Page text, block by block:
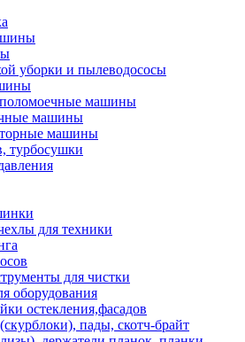
уборки и пылеводососы
машины
машины
машины
турбосушки
для техники
для чистки
оборудования
остекления,фасадов
пады, скотч-брайт